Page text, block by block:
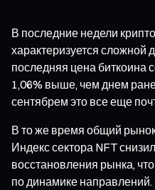
В последние недели
характеризуется сложной
последняя цена биткоина
1,06% выше, чем днем
сентябрем это все еще
В то же время общий
Индекс сектора NFT
восстановления рынка,
по динамике